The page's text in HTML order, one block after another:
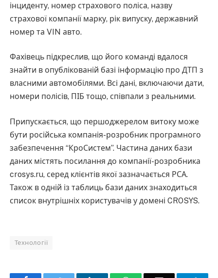
інциденту, номер страхового поліса, назву
страхової компанії марку, рік випуску, державний
номер та VIN авто.
Фахівець підкреслив, що його команді вдалося
знайти в опублікованій базі інформацію про ДТП з
власними автомобілями. Всі дані, включаючи дати,
номери полісів, ПІБ тощо, співпали з реальними.
Припускається, що першоджерелом витоку може
бути російська компанія-розробник програмного
забезпечення “КроСистем”. Частина даних бази
даних містять посилання до компанії-розробника
crosys.ru, серед клієнтів якої зазначається РСА.
Також в одній із таблиць бази даних знаходиться
список внутрішніх користувачів у домені CROSYS.
Технології